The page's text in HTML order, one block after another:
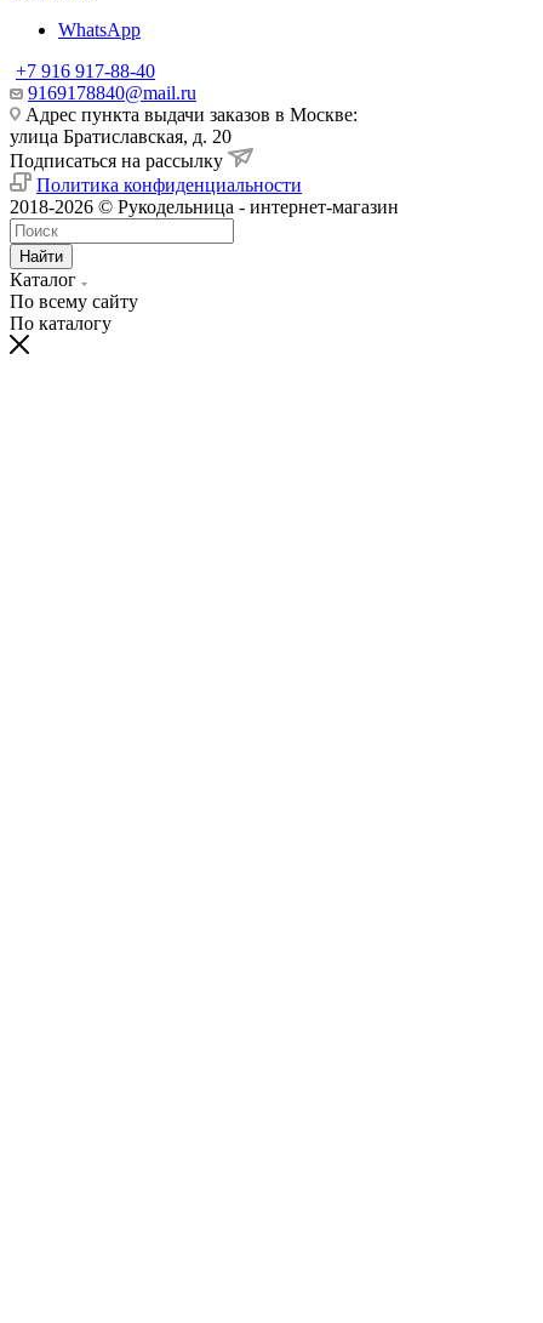
WhatsApp
+7 916 917-88-40
9169178840@mail.ru
Адрес пункта выдачи заказов в Москве:
улица Братиславская, д. 20
Подписаться на рассылку
Политика конфиденциальности
2018-2026 © Рукодельница - интернет-магазин
Найти
Каталог
По всему сайту
По каталогу